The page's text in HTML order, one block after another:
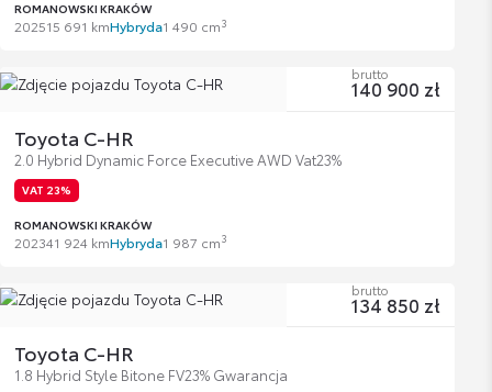
ROMANOWSKI KRAKÓW
202515 691 kmHybryda1 490 cm3
Toyota C-HR
2.0 Hybrid Dynamic Force Executive AWD Vat23%
VAT 23%
ROMANOWSKI KRAKÓW
202341 924 kmHybryda1 987 cm3
brutto
140 900 zł
Toyota C-HR
1.8 Hybrid Style Bitone FV23% Gwarancja
brutto
134 850 zł